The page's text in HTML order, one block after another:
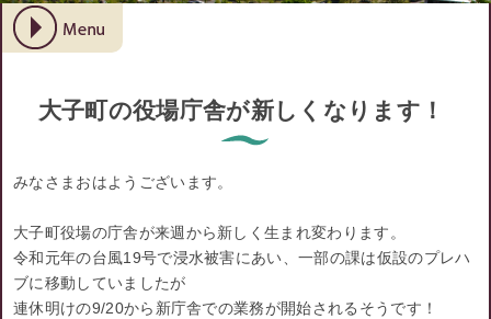
大子町の役場庁舎が新しくなります！
みなさまおはようございます。
大子町役場の庁舎が来週から新しく生まれ変わります。
令和元年の台風19号で浸水被害にあい、一部の課は仮設のプレハ
ブに移動していましたが
連休明けの9/20から新庁舎での業務が開始されるそうです！